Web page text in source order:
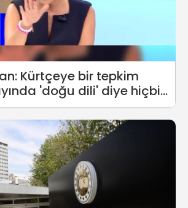
Kürtçeye bir tepkim
'doğu dili' diye hiçbir